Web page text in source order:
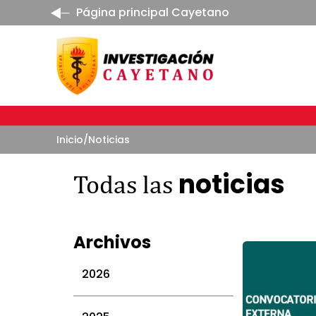
Página principal Cayetano
Inicio/Noticias
Todas las noticias
Archivos
2026